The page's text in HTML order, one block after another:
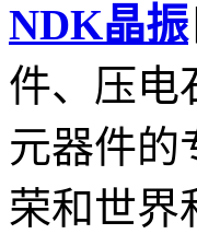
NDK晶振
件、压电
元器件的
荣和世界